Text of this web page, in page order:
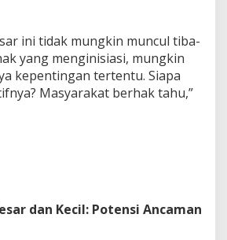
ini tidak mungkin muncul tiba-
yang menginisiasi, mungkin
kepentingan tertentu. Siapa
Masyarakat berhak tahu,”
dan Kecil: Potensi Ancaman